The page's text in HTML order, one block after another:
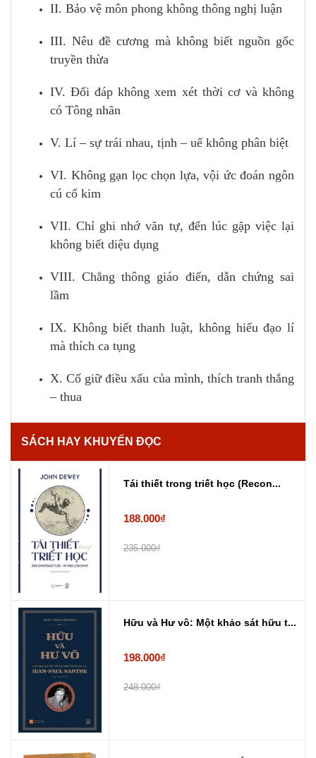
II. Bảo vệ môn phong không thông nghị luận
III. Nêu đề cương mà không biết nguồn gốc
truyền thừa
IV. Đối đáp không xem xét thời cơ và không
có Tông nhãn
V. Lí – sự trái nhau, tịnh – uế không phân biệt
VI. Không gạn lọc chọn lựa, vội ức đoán ngôn
cú cổ kim
VII. Chỉ ghi nhớ văn tự, đến lúc gặp việc lại
không biết diệu dụng
VIII. Chẳng thông giáo điển, dẫn chứng sai
lầm
IX. Không biết thanh luật, không hiểu đạo lí
mà thích ca tụng
X. Cố giữ điều xấu của mình, thích tranh thắng
– thua
SÁCH HAY KHUYẾN ĐỌC
Tái thiết trong triết học (Recon...
188.000₫
235.000₫
Hữu và Hư vô: Một khảo sát hữu t...
198.000₫
248.000₫